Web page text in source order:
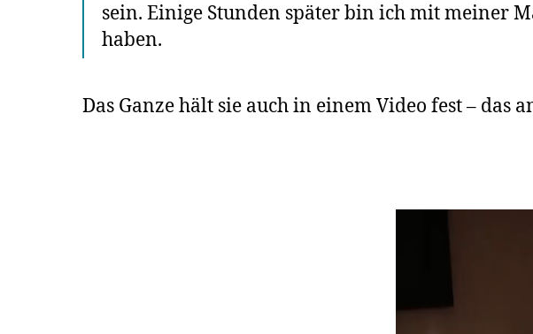
sein. Einige Stunden später bin ich mit meiner
haben.
Das Ganze hält sie auch in einem Video fest –